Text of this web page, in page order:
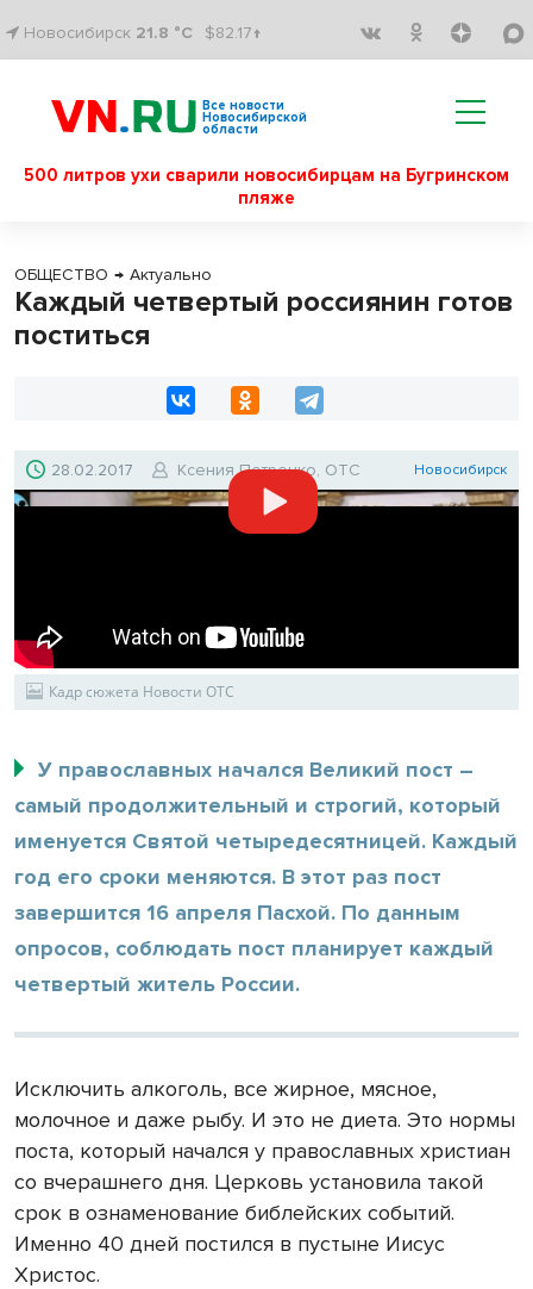
Новосибирск 21.8 °C $82.17↑
Все новости
Новосибирской
области
500 литров ухи сварили новосибирцам на Бугринском
пляже
ОБЩЕСТВО → Актуально
Каждый четвертый россиянин готов
поститься
28.02.2017 Ксения Петренко, ОТС Новосибирск
Кадр сюжета Новости ОТС
У православных начался Великий пост –
самый продолжительный и строгий, который
именуется Святой четыредесятницей. Каждый
год его сроки меняются. В этот раз пост
завершится 16 апреля Пасхой. По данным
опросов, соблюдать пост планирует каждый
четвертый житель России.
Исключить алкоголь, все жирное, мясное,
молочное и даже рыбу. И это не диета. Это нормы
поста, который начался у православных христиан
со вчерашнего дня. Церковь установила такой
срок в ознаменование библейских событий.
Именно 40 дней постился в пустыне Иисус
Христос.